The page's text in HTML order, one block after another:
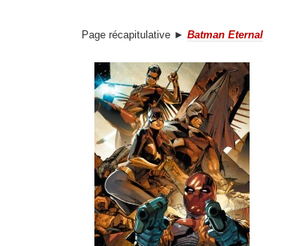
Page récapitulative ► Batman Eternal